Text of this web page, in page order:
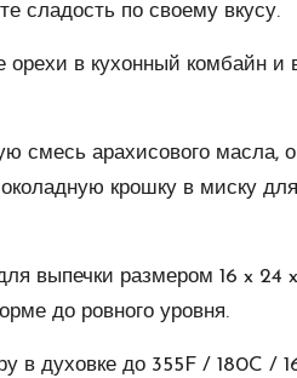
сладость по своему вкусу.
орехи в кухонный комбайн и
смесь арахисового масла,
крошку в миску
выпечки размером 16 x
до ровного уровня.
в духовке до 355F / 180C /